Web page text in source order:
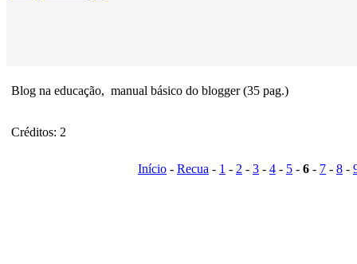
Blog na educação, manual básico do blogger (35 pag.)
Créditos: 2
Início - Recua - 1 - 2 - 3 - 4 - 5 - 6 - 7 - 8 -